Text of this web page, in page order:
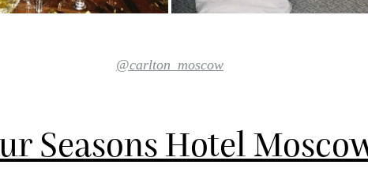
@carlton_moscow
Seasons Hotel